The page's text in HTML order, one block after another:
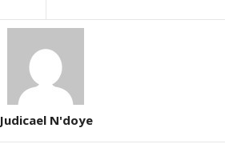
Judicael N'doye